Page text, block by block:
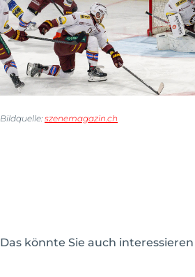
Bildquelle:szenemagazin.ch
Das könnte Sie auch interessieren